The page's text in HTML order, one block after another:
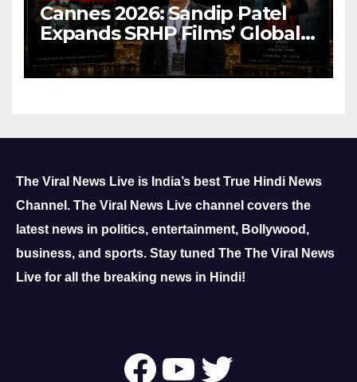
Cannes 2026: Sandip Patel
Expands SRHP Films’ Global
Reach
The Viral News Live is India’s best True Hindi News
Channel. The Viral News Live channel covers the
latest news in politics, entertainment, Bollywood,
business, and sports. Stay tuned The The Viral News
Live for all the breaking news in Hindi!
Follow Us OnYouTube
Twitter